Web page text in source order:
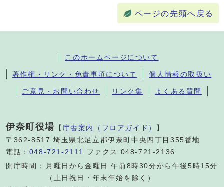
ページの先頭へ戻る
このホームページについて
著作権・リンク・免責事項について 個人情報の取扱い
ご意見・お問い合わせ リンク集 よくある質問
伊奈町役場 【 庁舎案内（フロアガイド） 】
〒362-8517 埼玉県北足立郡伊奈町中央四丁目355番地
電話： 048-721-2111
ファクス:048-721-2136
開庁時間：
月曜日から金曜日 午前8時30分から午後5時15分
（土日祝日・年末年始を除く）